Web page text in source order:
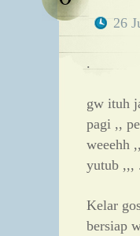
26
.
gw ituh
pagi ,,
weeehh
yutub ,,, .
Kelar
bersiap